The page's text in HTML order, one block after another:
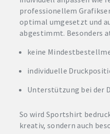
professionellem
optimal umgesetzt und
abgestimmt. Besonders
keine
individuelle
Unterstützung bei der
So wird Sportshirt
kreativ, sondern auch